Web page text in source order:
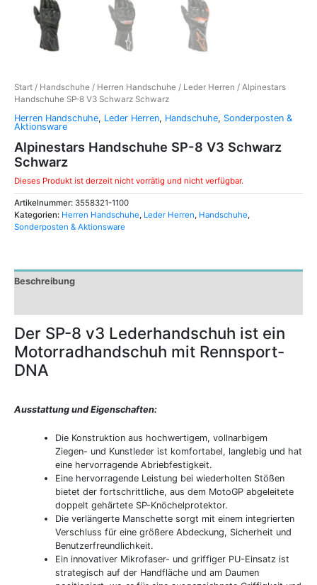
Start / Handschuhe / Herren Handschuhe / Leder Herren / Alpinestars
Handschuhe SP-8 V3 Schwarz Schwarz
Herren Handschuhe, Leder Herren, Handschuhe, Sonderposten &
Aktionsware
Alpinestars Handschuhe SP-8 V3 Schwarz
Schwarz
Dieses Produkt ist derzeit nicht vorrätig und nicht verfügbar.
Artikelnummer: 3558321-1100
Kategorien: Herren Handschuhe, Leder Herren, Handschuhe,
Sonderposten & Aktionsware
Beschreibung
Der SP-8 v3 Lederhandschuh ist ein
Motorradhandschuh mit Rennsport-
DNA
Ausstattung und Eigenschaften:
Die Konstruktion aus hochwertigem, vollnarbigem
Ziegen- und Kunstleder ist komfortabel, langlebig und hat
eine hervorragende Abriebfestigkeit.
Eine hervorragende Leistung bei wiederholten Stößen
bietet der fortschrittliche, aus dem MotoGP abgeleitete
doppelt gehärtete SP-Knöchelprotektor.
Die verlängerte Manschette sorgt mit einem integrierten
Verschluss für eine größere Abdeckung, Sicherheit und
Benutzerfreundlichkeit.
Ein innovativer Mikrofaser- und griffiger PU-Einsatz ist
strategisch auf der Handfläche und am Daumen